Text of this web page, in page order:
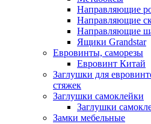
Направляющие
Направляющие
Направляющие
Ящики Grandstar
Евровинты, саморезы
Евровинт Китай
Заглушки для
стяжек
Заглушки самоклейки
Заглушки
Замки мебельные